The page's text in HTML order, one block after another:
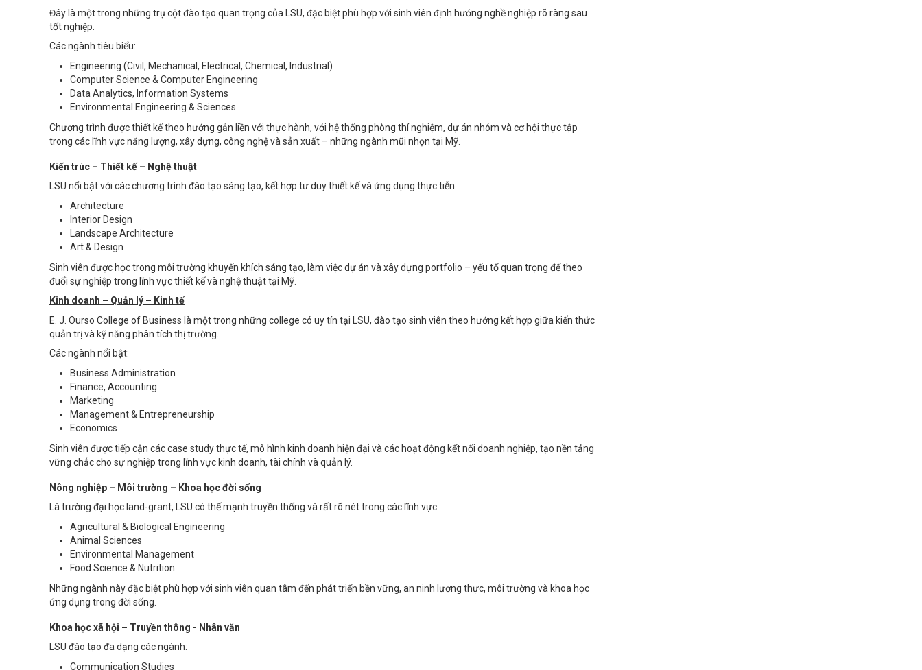
Đây là một trong những trụ cột đào tạo quan trọng của LSU, đặc biệt phù hợp với sinh viên định hướng nghề nghiệp rõ ràng sau
tốt nghiệp.
Các ngành tiêu biểu:
Engineering (Civil, Mechanical, Electrical, Chemical, Industrial)
Computer Science & Computer Engineering
Data Analytics, Information Systems
Environmental Engineering & Sciences
Chương trình được thiết kế theo hướng gắn liền với thực hành, với hệ thống phòng thí nghiệm, dự án nhóm và cơ hội thực tập
trong các lĩnh vực năng lượng, xây dựng, công nghệ và sản xuất – những ngành mũi nhọn tại Mỹ.
Kiến trúc – Thiết kế – Nghệ thuật
LSU nổi bật với các chương trình đào tạo sáng tạo, kết hợp tư duy thiết kế và ứng dụng thực tiễn:
Architecture
Interior Design
Landscape Architecture
Art & Design
Sinh viên được học trong môi trường khuyến khích sáng tạo, làm việc dự án và xây dựng portfolio – yếu tố quan trọng để theo
đuổi sự nghiệp trong lĩnh vực thiết kế và nghệ thuật tại Mỹ.
Kinh doanh – Quản lý – Kinh tế
E. J. Ourso College of Business là một trong những college có uy tín tại LSU, đào tạo sinh viên theo hướng kết hợp giữa kiến thức
quản trị và kỹ năng phân tích thị trường.
Các ngành nổi bật:
Business Administration
Finance, Accounting
Marketing
Management & Entrepreneurship
Economics
Sinh viên được tiếp cận các case study thực tế, mô hình kinh doanh hiện đại và các hoạt động kết nối doanh nghiệp, tạo nền tảng
vững chắc cho sự nghiệp trong lĩnh vực kinh doanh, tài chính và quản lý.
Nông nghiệp – Môi trường – Khoa học đời sống
Là trường đại học land-grant, LSU có thế mạnh truyền thống và rất rõ nét trong các lĩnh vực:
Agricultural & Biological Engineering
Animal Sciences
Environmental Management
Food Science & Nutrition
Những ngành này đặc biệt phù hợp với sinh viên quan tâm đến phát triển bền vững, an ninh lương thực, môi trường và khoa học
ứng dụng trong đời sống.
Khoa học xã hội – Truyền thông - Nhân văn
LSU đào tạo đa dạng các ngành:
Communication Studies